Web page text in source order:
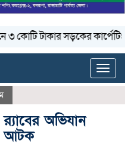
টাকার সড়কের কার্পেটিং উঠে
Toggle
অভিযান
আটক